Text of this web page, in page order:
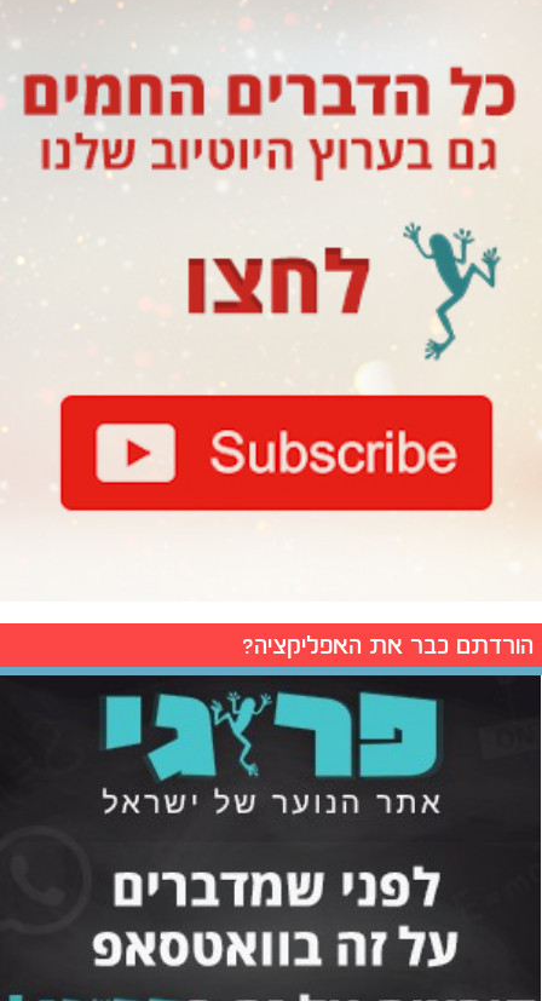
הורדתם כבר את האפליקציה?